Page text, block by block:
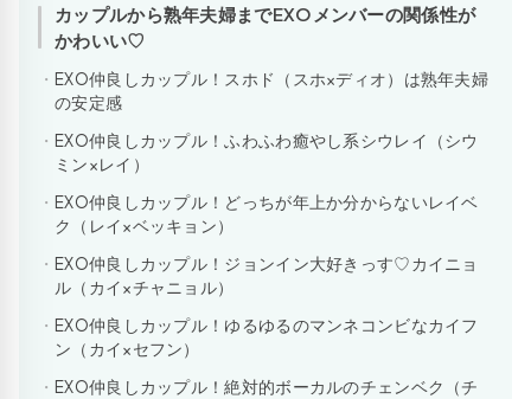
カップルから熟年夫婦までEXOメンバーの関係性が
かわいい♡
EXO仲良しカップル！スホド（スホ×ディオ）は熟年夫婦
の安定感
EXO仲良しカップル！ふわふわ癒やし系シウレイ（シウ
ミン×レイ）
EXO仲良しカップル！どっちが年上か分からないレイベ
ク（レイ×ベッキョン）
EXO仲良しカップル！ジョンイン大好きっす♡カイニョ
ル（カイ×チャニョル）
EXO仲良しカップル！ゆるゆるのマンネコンビなカイフ
ン（カイ×セフン）
EXO仲良しカップル！絶対的ボーカルのチェンベク（チ